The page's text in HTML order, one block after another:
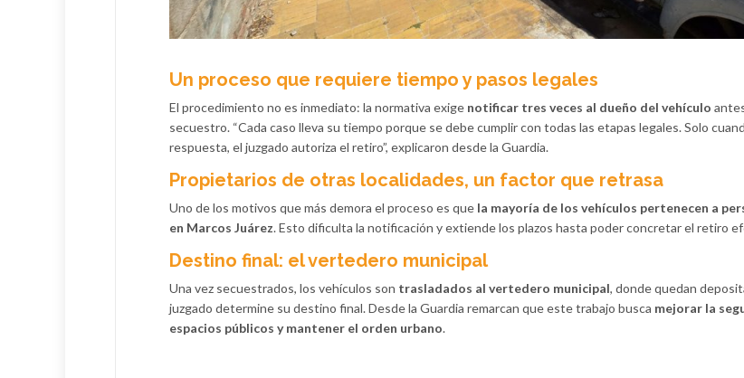
Un proceso que requiere tiempo y pasos legales
El procedimiento no es inmediato: la normativa exige notificar tres veces al dueño del vehículo
secuestro. “Cada caso lleva su tiempo porque se debe cumplir con todas las etapas legales. Solo
respuesta, el juzgado autoriza el retiro”, explicaron desde la Guardia.
Propietarios de otras localidades, un factor que retrasa
Uno de los motivos que más demora el proceso es que la mayoría de los vehículos pertenecen a
en Marcos Juárez. Esto dificulta la notificación y extiende los plazos hasta poder concretar el retiro
Destino final: el vertedero municipal
Una vez secuestrados, los vehículos son trasladados al vertedero municipal, donde quedan
juzgado determine su destino final. Desde la Guardia remarcan que este trabajo busca mejorar la
espacios públicos y mantener el orden urbano.